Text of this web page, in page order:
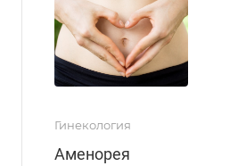
Гинекология
Аменорея